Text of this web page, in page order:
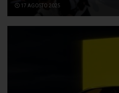
17 AGOSTO 2025